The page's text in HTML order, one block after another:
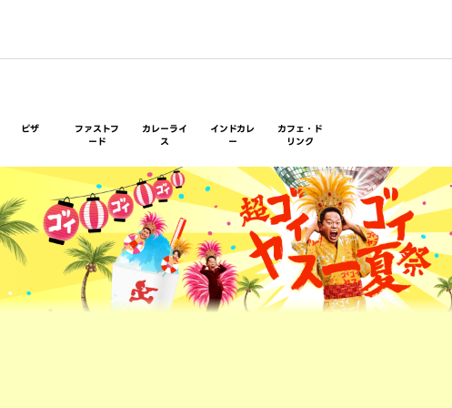
ピザ
ファストフ
ード
カレーライ
ス
インドカレ
ー
カフェ・ド
リンク